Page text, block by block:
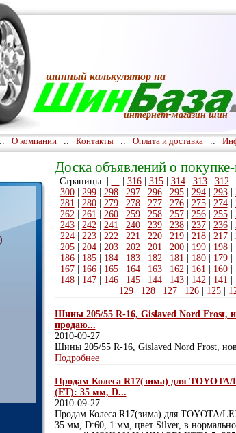
шинный калькуляторна
интернет-магазин шин
:: О компании :: Контакты :: Оплата и доставка ::
Доска объявлений о
Страницы: | ... 316| 315| 314| 313| 312|
300| 299| 298| 297| 296| 295| 294| 293|
281
280| 279| 278| 277| 276| 275| 274|
262| 261 260| 259| 258| 257| 256| 255|
243| 242| 241 240| 239| 238| 237| 236|
224
223 222 221 220 219 218 217
205| 204| 203| 202| 201 200| 199| 198|
186| 185| 184| 183| 182| 181 180| 179|
167| 166| 165| 164| 163| 162| 161 160|
148| 147| 146| 145| 144| 143| 142| 141
129| 128| 127| 126| 125|
Шины 205/55 R-16, Gislaved Nord Frost,
продаю...
2010-09-27
Шины 205/55 R-16, Gislaved Nord Frost,
Подробнее
Продам Колеса R17(зима) для
(ET): 35 мм, D...
2010-09-27
Продам Колеса R17(зима) для TOYOTA/
35 мм, D:60, 1 мм, цвет Silver, в